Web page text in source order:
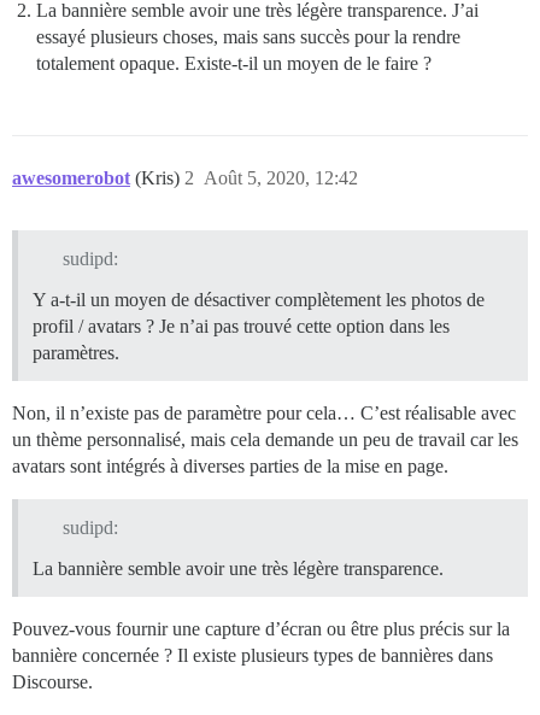
La bannière semble avoir une très légère transparence. J’ai
essayé plusieurs choses, mais sans succès pour la rendre
totalement opaque. Existe-t-il un moyen de le faire ?
awesomerobot (Kris) Août 5, 2020, 12:42
2
sudipd:
Y a-t-il un moyen de désactiver complètement les photos de
profil / avatars ? Je n’ai pas trouvé cette option dans les
paramètres.
Non, il n’existe pas de paramètre pour cela… C’est réalisable avec
un thème personnalisé, mais cela demande un peu de travail car les
avatars sont intégrés à diverses parties de la mise en page.
sudipd:
La bannière semble avoir une très légère transparence.
Pouvez-vous fournir une capture d’écran ou être plus précis sur la
bannière concernée ? Il existe plusieurs types de bannières dans
Discourse.